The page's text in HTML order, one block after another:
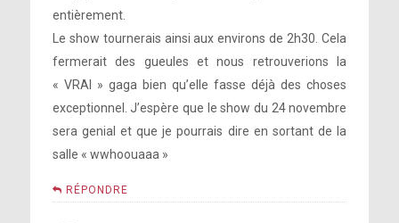
entièrement.
Le show tournerais ainsi aux environs de 2h30. Cela
fermerait des gueules et nous retrouverions la
« VRAI » gaga bien qu’elle fasse déjà des choses
exceptionnel. J’espère que le show du 24 novembre
sera genial et que je pourrais dire en sortant de la
salle « wwhoouaaa »
RÉPONDRE